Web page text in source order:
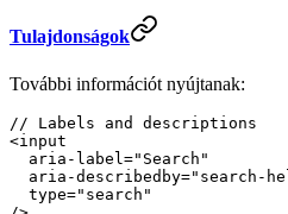
Tulajdonságok
További információt nyújtanak:
// Labels and descriptions
<input
  aria-label
="Search"
  aria-describedby
="search-
  type
="search"